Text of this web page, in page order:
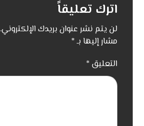
اترك تعليقاً
لن يتم نشر عنوان بريدك الإلكتروني.
مشار إليها بـ*
التعليق *